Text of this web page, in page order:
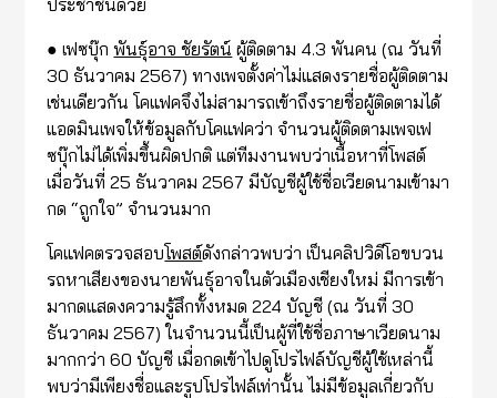
● เฟซบุ๊กพันธุ์อาจ ชัยรัตน์ ผู้ติดตาม 4.3 พันคน (ณ วันที่
30 ธันวาคม 2567) ทางเพจตั้งค่าไม่แสดงรายชื่อผู้ติดตาม
เช่นเดียวกัน โคแฟคจึงไม่สามารถเข้าถึงรายชื่อผู้ติดตามได้
แอดมินเพจให้ข้อมูลกับโคแฟคว่า จำนวนผู้ติดตามเพจเฟ
ซบุ๊กไม่ได้เพิ่มขึ้นผิดปกติ แต่ทีมงานพบว่าเนื้อหาที่โพสต์
เมื่อวันที่ 25 ธันวาคม 2567 มีบัญชีผู้ใช้ชื่อเวียดนามเข้ามา
กด “ถูกใจ” จำนวนมาก
โคแฟคตรวจสอบโพสต์ดังกล่าวพบว่า เป็นคลิปวิดีโอขบวน
รถหาเสียงของนายพันธุ์อาจในตัวเมืองเชียงใหม่ มีการเข้า
มากดแสดงความรู้สึกทั้งหมด 224 บัญชี (ณ วันที่ 30
ธันวาคม 2567) ในจำนวนนี้เป็นผู้ที่ใช้ชื่อภาษาเวียดนาม
มากกว่า 60 บัญชี เมื่อกดเข้าไปดูโปรไฟล์บัญชีผู้ใช้เหล่านี้
พบว่ามีเพียงชื่อและรูปโปรไฟล์เท่านั้น ไม่มีข้อมูลเกี่ยวกับ